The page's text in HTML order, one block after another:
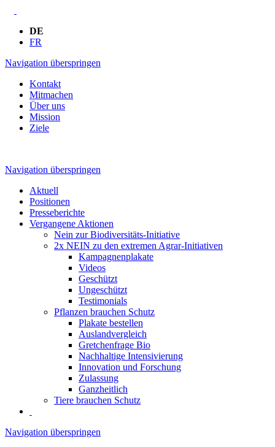
DE
FR
Navigation überspringen
Kontakt
Mitmachen
Über uns
Mission
Ziele
Navigation überspringen
Aktuell
Positionen
Presseberichte
Vergangene Aktionen
Nein zur Biodiversitäts-Initiative
2x NEIN zu den extremen Agrar-Initiativen
Kampagnenplakate
Videos
Geschützt
Ungeschützt
Testimonials
Pflanzen brauchen Schutz
Plakate bestellen
Auslandvergleich
Gretchenfrage Bio
Nachhaltige Intensivierung
Innovation und Forschung
Zulassung
Ganzheitlich
Tiere brauchen Schutz
Navigation überspringen